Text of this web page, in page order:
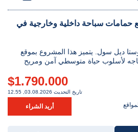
حمامات سباحة داخلية وخارجية في
ديل سول. يتميز هذا المشروع بموقع
$1.790.000
تاريخ التحديث 03.08.2026, 12.55
أريد الشراء